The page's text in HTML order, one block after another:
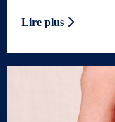
Lire plus